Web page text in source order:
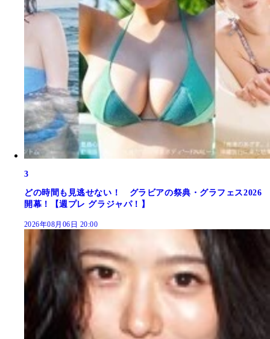
3
どの時間も見逃せない！ グラビアの祭典・グラフェス2026
開幕！【週プレ グラジャパ！】
2026年08月06日 20:00